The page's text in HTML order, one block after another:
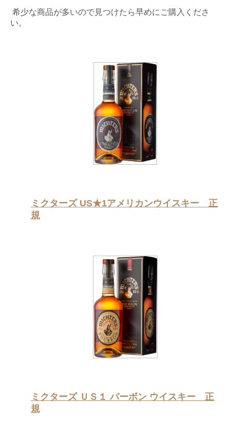
希少な商品が多いので見つけたら早めにご購入くださ
い。
ミクターズ US★1アメリカンウイスキー 正
規
ミクターズ ＵＳ１ バーボン ウイスキー 正
規